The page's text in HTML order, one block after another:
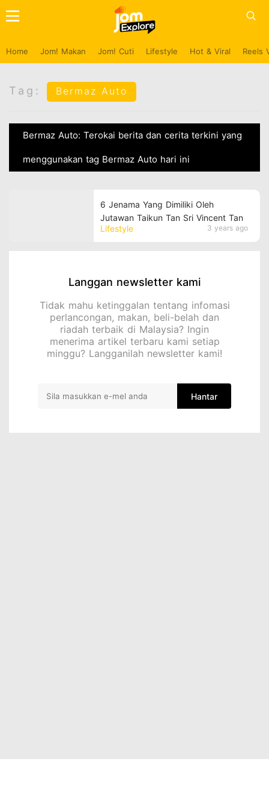
Home Jom! Makan Jom! Cuti Lifestyle Hot & Viral Reels
Tag: Bermaz Auto
Bermaz Auto: Terokai berita dan cerita terkini yang
menggunakan tag Bermaz Auto hari ini
Lifestyle 3 years ago
6 Jenama Yang Dimiliki Oleh
Jutawan Taikun Tan Sri Vincent Tan
Langgan newsletter kami
Tidak mahu ketinggalan tentang infomasi
perlancongan, makan, beli-belah dan
riadah terbaik di Malaysia? Ingin
menerima artikel terbaru kami setiap
minggu? Langganilah newsletter kami!
Hantar